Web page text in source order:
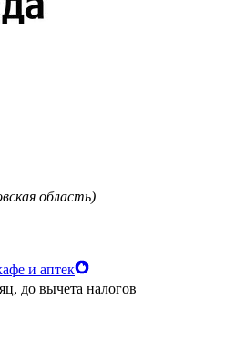
область)
и аптек
до вычета налогов